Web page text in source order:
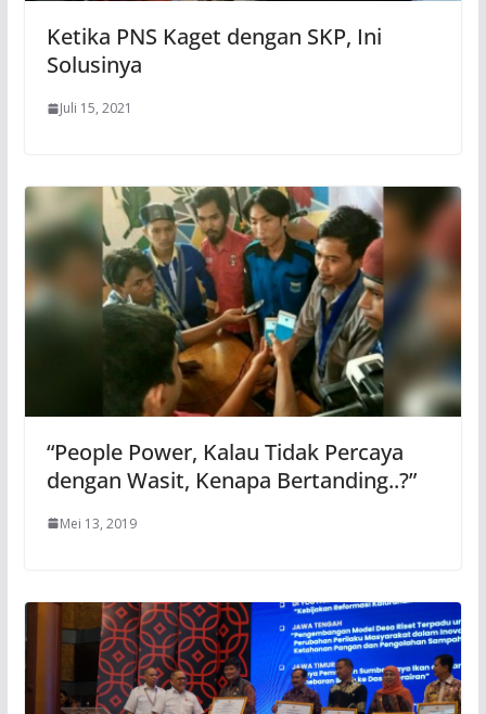
Ketika PNS Kaget dengan SKP, Ini
Solusinya
Juli 15, 2021
“People Power, Kalau Tidak Percaya
dengan Wasit, Kenapa Bertanding..?”
Mei 13, 2019